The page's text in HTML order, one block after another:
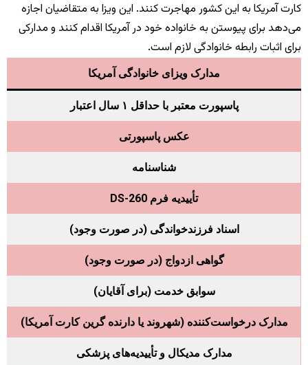
کارت آمریکا به این کشور مهاجرت کنند. این ویزا به متقاضیان اجازه
می‌دهد برای پیوستن به خانواده خود در آمریکا اقدام کنند و مدارکی
برای اثبات رابطه خانوادگی لازم است.
مدارک ویزای خانوادگی آمریکا
پاسپورت معتبر با حداقل ۱ سال اعتبار
عکس پاسپورتی
شناسنامه
تأییدیه فرم DS-260
اسناد فرزندخواندگی (در صورت وجود)
گواهی ازدواج (در صورت وجود)
سوابق خدمت (برای آقایان)
مدارک درخواست‌کننده (شهروند یا دارنده گرین کارت آمریکا)
مدارک مدیکال و تأییدیه‌های پزشکی